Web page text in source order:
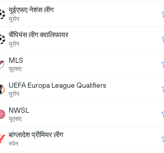
यूईएफए नेशंस लीग
यूरोप
चैंपियंस लीग क्वालिफायर
यूरोप
MLS
यूएसए
UEFA Europa League Qualifiers
यूरोप
NWSL
यूएसए
बांग्लादेश प्रीमियर लीग
स्पेन